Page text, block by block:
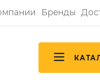
Бренды